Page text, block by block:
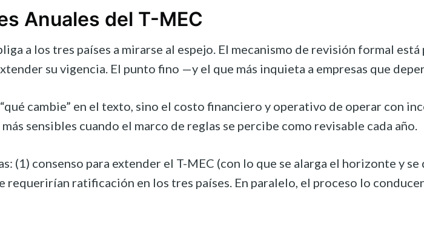
Anuales del T-MEC
a los tres países a mirarse al espejo. El mecanismo de revisión formal
su vigencia. El punto fino —y el que más inquieta a empresas que
cambie” en el texto, sino el costo financiero y operativo de operar
sensibles cuando el marco de reglas se percibe como revisable cada año.
(1) consenso para extender el T-MEC (con lo que se alarga el horizonte y
requerirían ratificación en los tres países. En paralelo, el proceso lo